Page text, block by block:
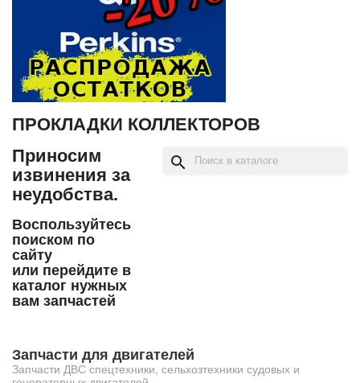
ПРОКЛАДКИ КОЛЛЕКТОРОВ
Приносим
извинения за
неудобства.
Воспользуйтесь
поиском по
сайту
или перейдите в
каталог нужных
вам запчастей
search
Запчасти для двигателей
Запчасти ДВС спецтехники, сельхозтехники судовых и